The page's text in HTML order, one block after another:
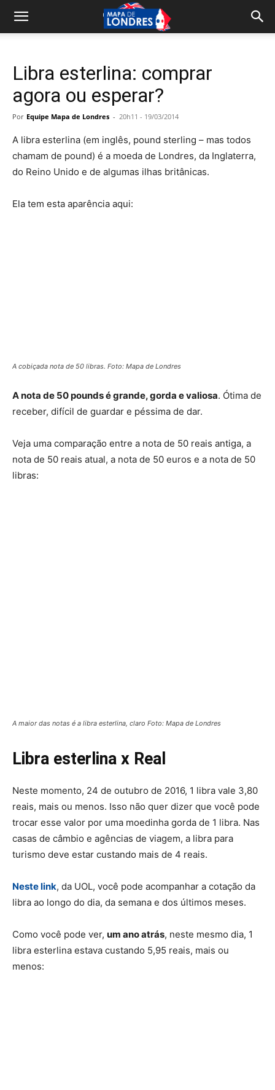
Libra esterlina: comprar
agora ou esperar?
Por Equipe Mapa de Londres - 20h11 - 19/03/2014
A libra esterlina (em inglês, pound sterling – mas todos
chamam de pound) é a moeda de Londres, da Inglaterra,
do Reino Unido e de algumas ilhas britânicas.
Ela tem esta aparência aqui:
A cobiçada nota de 50 libras. Foto: Mapa de Londres
A nota de 50 pounds é grande, gorda e valiosa. Ótima de
receber, difícil de guardar e péssima de dar.
Veja uma comparação entre a nota de 50 reais antiga, a
nota de 50 reais atual, a nota de 50 euros e a nota de 50
libras:
A maior das notas é a libra esterlina, claro Foto: Mapa de Londres
Libra esterlina x Real
Neste momento, 24 de outubro de 2016, 1 libra vale 3,80
reais, mais ou menos. Isso não quer dizer que você pode
trocar esse valor por uma moedinha gorda de 1 libra. Nas
casas de câmbio e agências de viagem, a libra para
turismo deve estar custando mais de 4 reais.
Neste link, da UOL, você pode acompanhar a cotação da
libra ao longo do dia, da semana e dos últimos meses.
Como você pode ver, um ano atrás, neste mesmo dia, 1
libra esterlina estava custando 5,95 reais, mais ou
menos: